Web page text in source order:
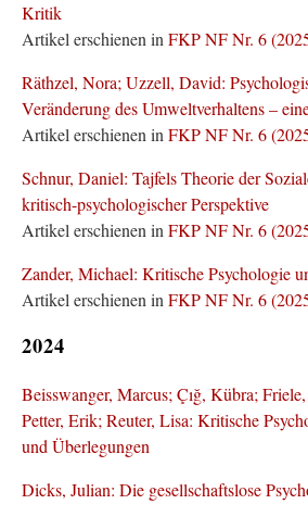
Kritik
Artikel erschienen in FKP NF Nr. 6
Räthzel, Nora; Uzzell, David:
Veränderung des Umweltverhaltens –
Artikel erschienen in FKP NF Nr. 6
Schnur, Daniel: Tajfels Theorie der
kritisch-psychologischer Perspektive
Artikel erschienen in FKP NF Nr. 6
Zander, Michael: Kritische Psychologie
Artikel erschienen in FKP NF Nr. 6
2024
Beisswanger, Marcus; Çığ, Kübra;
Petter, Erik; Reuter, Lisa: Kritische
und Überlegungen
Dicks, Julian: Die gesellschaftslose